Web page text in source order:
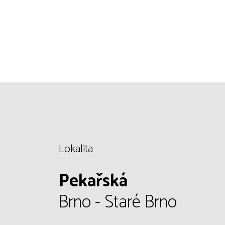
Lokalita
Pekařská
Brno - Staré Brno